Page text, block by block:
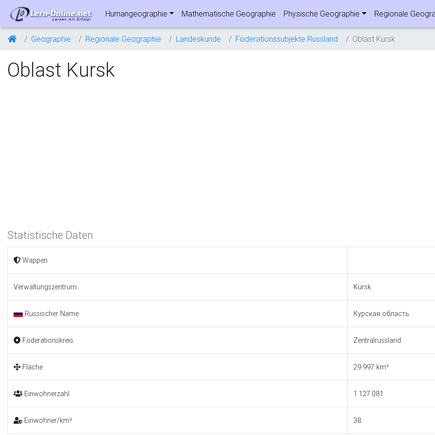
Humangeographie Mathematische Geographie Physische Geographie Regionale
Geographie Regionale Geographie Landeskunde Föderationssubjekte Russland Oblast Kursk
Oblast Kursk
Statistische Daten
Wappen
Verwaltungszentrum Kursk
Russischer Name Курская область
Föderationskreis Zentralrussland
Fläche 29.997 km²
Einwohnerzahl 1.127.081
Einwohner/km² 38